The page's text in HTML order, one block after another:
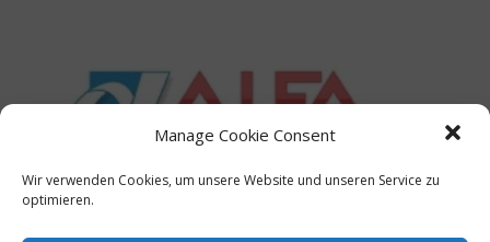
Manage Cookie Consent
Wir verwenden Cookies, um unsere Website und unseren Service zu
optimieren.
Alfa Pack